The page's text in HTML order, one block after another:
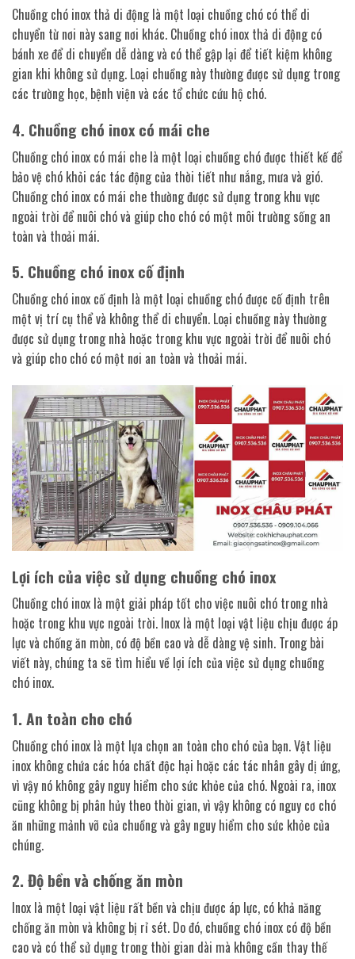
Chuồng chó inox thả di động là một loại chuồng chó có thể di
chuyển từ nơi này sang nơi khác. Chuồng chó inox thả di động có
bánh xe để di chuyển dễ dàng và có thể gập lại để tiết kiệm không
gian khi không sử dụng. Loại chuồng này thường được sử dụng trong
các trường học, bệnh viện và các tổ chức cứu hộ chó.
4. Chuồng chó inox có mái che
Chuồng chó inox có mái che là một loại chuồng chó được thiết kế để
bảo vệ chó khỏi các tác động của thời tiết như nắng, mưa và gió.
Chuồng chó inox có mái che thường được sử dụng trong khu vực
ngoài trời để nuôi chó và giúp cho chó có một môi trường sống an
toàn và thoải mái.
5. Chuồng chó inox cố định
Chuồng chó inox cố định là một loại chuồng chó được cố định trên
một vị trí cụ thể và không thể di chuyển. Loại chuồng này thường
được sử dụng trong nhà hoặc trong khu vực ngoài trời để nuôi chó
và giúp cho chó có một nơi an toàn và thoải mái.
Lợi ích của việc sử dụng chuồng chó inox
Chuồng chó inox là một giải pháp tốt cho việc nuôi chó trong nhà
hoặc trong khu vực ngoài trời. Inox là một loại vật liệu chịu được áp
lực và chống ăn mòn, có độ bền cao và dễ dàng vệ sinh. Trong bài
viết này, chúng ta sẽ tìm hiểu về lợi ích của việc sử dụng chuồng
chó inox.
1. An toàn cho chó
Chuồng chó inox là một lựa chọn an toàn cho chó của bạn. Vật liệu
inox không chứa các hóa chất độc hại hoặc các tác nhân gây dị ứng,
vì vậy nó không gây nguy hiểm cho sức khỏe của chó. Ngoài ra, inox
cũng không bị phân hủy theo thời gian, vì vậy không có nguy cơ chó
ăn những mảnh vỡ của chuồng và gây nguy hiểm cho sức khỏe của
chúng.
2. Độ bền và chống ăn mòn
Inox là một loại vật liệu rất bền và chịu được áp lực, có khả năng
chống ăn mòn và không bị rỉ sét. Do đó, chuồng chó inox có độ bền
cao và có thể sử dụng trong thời gian dài mà không cần thay thế